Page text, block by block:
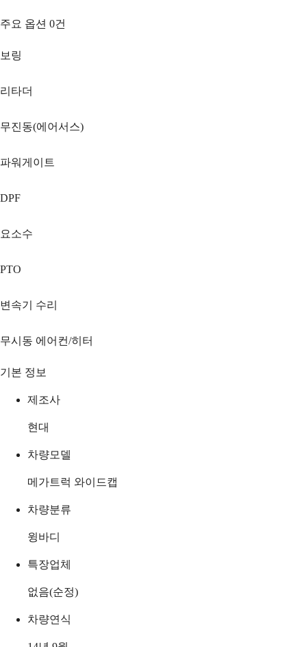
주요 옵션 0건
보링
리타더
무진동(에어서스)
파워게이트
DPF
요소수
PTO
변속기 수리
무시동 에어컨/히터
기본 정보
제조사
현대
차량모델
메가트럭 와이드캡
차량분류
윙바디
특장업체
없음(순정)
차량연식